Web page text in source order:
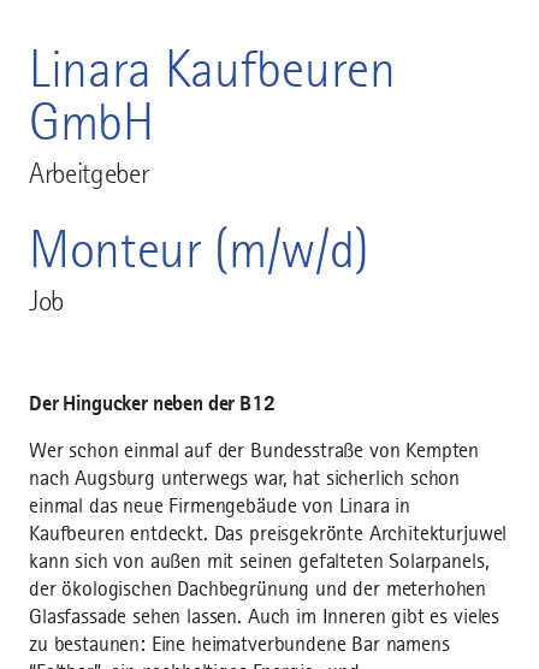
Linara Kaufbeuren
GmbH
Arbeitgeber
Monteur (m/w/d)
Job
Der Hingucker neben der B12
Wer schon einmal auf der Bundesstraße von Kempten
nach Augsburg unterwegs war, hat sicherlich schon
einmal das neue Firmengebäude von Linara in
Kaufbeuren entdeckt. Das preisgekrönte Architekturjuwel
kann sich von außen mit seinen gefalteten Solarpanels,
der ökologischen Dachbegrünung und der meterhohen
Glasfassade sehen lassen. Auch im Inneren gibt es vieles
zu bestaunen: Eine heimatverbundene Bar namens